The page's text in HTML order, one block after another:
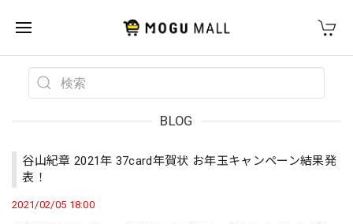
BLOG
谷山紀章 2021年 37card年賀状 お年玉キャンペーン結果発
表！
2021/02/05 18:00